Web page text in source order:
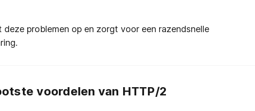
deze problemen op en zorgt voor een razendsnelle
voordelen van HTTP/2